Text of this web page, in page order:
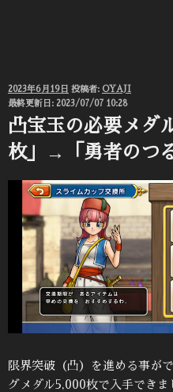
投
稿
日:
2023年6月19日 投稿者: OYAJI
最終更新日: 2023/07/07 10:28
凸宝玉の必要メダ
枚」→「勇者のつ
限界突破（凸）を進める事が
グメダル5,000枚で入手でき